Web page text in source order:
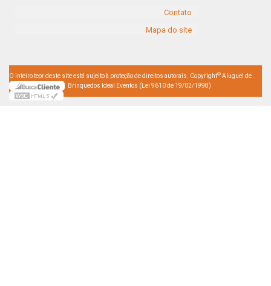
Contato
Mapa do site
O inteiro teor deste site está sujeito à proteção de direitos autorais. Copyright© Aluguel de
Brinquedos Ideal Eventos (Lei 9610 de 19/02/1998)